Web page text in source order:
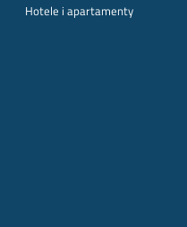
Hotele i apartamenty